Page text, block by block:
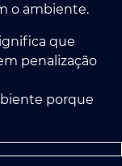
o ambiente.
que
penalização
porque